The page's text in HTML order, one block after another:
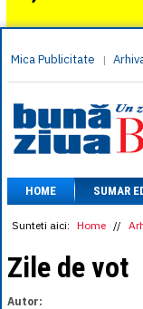
Mica Publicitate |
HOME SUMAR
Sunteti aici: Home //
Zile de vot
Autor: